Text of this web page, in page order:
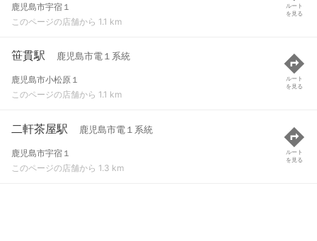
鹿児島市宇宿１
このページの店舗から 1.1 km
ルート
を見る
笹貫駅 鹿児島市電１系統
鹿児島市小松原１
このページの店舗から 1.1 km
ルート
を見る
二軒茶屋駅 鹿児島市電１系統
鹿児島市宇宿１
このページの店舗から 1.3 km
ルート
を見る